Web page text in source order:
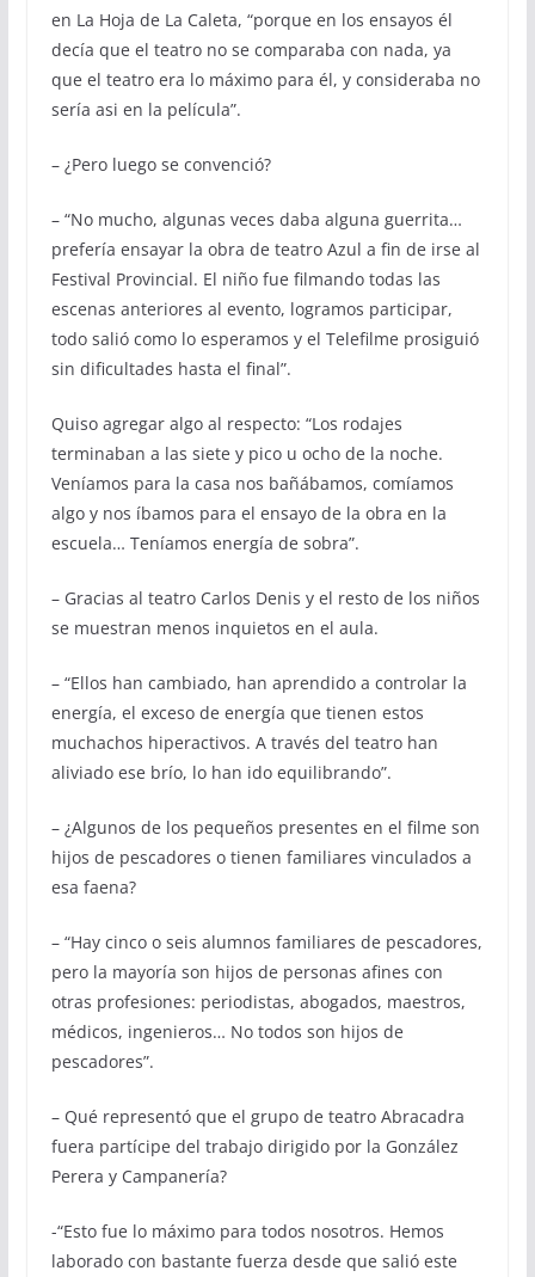
en La Hoja de La Caleta, “porque en los ensayos él
decía que el teatro no se comparaba con nada, ya
que el teatro era lo máximo para él, y consideraba no
sería asi en la película”.
– ¿Pero luego se convenció?
– “No mucho, algunas veces daba alguna guerrita…
prefería ensayar la obra de teatro Azul a fin de irse al
Festival Provincial. El niño fue filmando todas las
escenas anteriores al evento, logramos participar,
todo salió como lo esperamos y el Telefilme prosiguió
sin dificultades hasta el final”.
Quiso agregar algo al respecto: “Los rodajes
terminaban a las siete y pico u ocho de la noche.
Veníamos para la casa nos bañábamos, comíamos
algo y nos íbamos para el ensayo de la obra en la
escuela… Teníamos energía de sobra”.
– Gracias al teatro Carlos Denis y el resto de los niños
se muestran menos inquietos en el aula.
– “Ellos han cambiado, han aprendido a controlar la
energía, el exceso de energía que tienen estos
muchachos hiperactivos. A través del teatro han
aliviado ese brío, lo han ido equilibrando”.
– ¿Algunos de los pequeños presentes en el filme son
hijos de pescadores o tienen familiares vinculados a
esa faena?
– “Hay cinco o seis alumnos familiares de pescadores,
pero la mayoría son hijos de personas afines con
otras profesiones: periodistas, abogados, maestros,
médicos, ingenieros… No todos son hijos de
pescadores”.
– Qué representó que el grupo de teatro Abracadra
fuera partícipe del trabajo dirigido por la González
Perera y Campanería?
-“Esto fue lo máximo para todos nosotros. Hemos
laborado con bastante fuerza desde que salió este